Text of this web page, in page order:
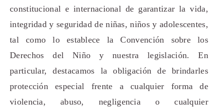
constitucional e internacional de garantizar la vida,
integridad y seguridad de niñas, niños y adolescentes,
tal como lo establece la Convención sobre los
Derechos del Niño y nuestra legislación. En
particular, destacamos la obligación de brindarles
protección especial frente a cualquier forma de
violencia, abuso, negligencia o cualquier